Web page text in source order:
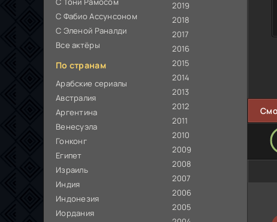
С Фабио Ассунсоном
С Эленой Раналди
Все актёры
По странам
Арабские сериалы
Австралия
Аргентина
Венесуэла
Гонконг
Египет
Израиль
Индия
Индонезия
Иордания
2019
2018
2017
2016
2015
2014
2013
2012
2011
2010
2009
2008
2007
2006
2005